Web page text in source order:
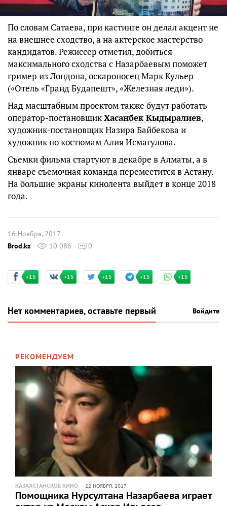
По словам Сатаева, при кастинге он делал акцент не
на внешнее сходство, а на актерское мастерство
кандидатов. Режиссер отметил, добиться
максимального сходства с Назарбаевым поможет
гример из Лондона, оскароносец Марк Кульер
(«Отель «Гранд Будапешт», «Железная леди»).
Над масштабным проектом также будут работать
оператор-постановщикХасанбек Кыдыралиев,
художник-постановщик Назира Байбекова и
художник по костюмам Алия Исмагулова.
Съемки фильма стартуют в декабре в Алматы, а в
январе съемочная команда переместится в Астану.
На большие экраны кинолента выйдет в конце 2018
года.
16 Ноября, 2017
Brod.kz
10 086 0
+15 +15 +15 +15 +15
Нет комментариев, оставьте первый Войдите
РЕКОМЕНДУЕМ
КАЗАХСТАНСКОЕ КИНО 22 НОЯБРЯ, 2017
Помощника Нурсултана Назарбаева играет